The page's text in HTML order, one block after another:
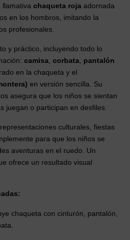
llamativa chaqueta roja adornada
en los hombros, imitando la
profesionales.
y práctico, incluyendo todo lo
camisa corbata
pantalón
en la chaqueta y el
en versión sencilla. Su
asegura que los niños se sientan
juegan o participan en desfiles.
culturales, fiestas
para que los niños se
aventuras en el ruedo. Un
ofrece un resultado visual
chaqueta con cinturón, pantalón,